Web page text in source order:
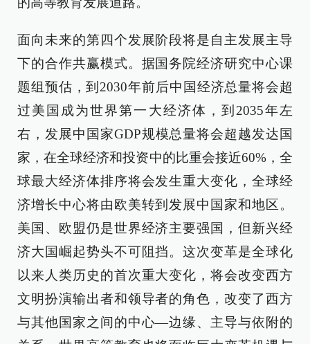
面向未来的第四个发展阶段将是自主发展主导
下的合作共赢模式。据国务院经济研究中心课
题组预估，到2030年前后中国经济总量将会超
过美国成为世界第一大经济体，到2035年左
右，发展中国家GDP规模总量将会超越发达国
家，在全球经济和投资中的比重会接近60%，全
球最大经济体排序将会发生重大变化，全球经
济增长中心将由欧美转到发展中国家和地区。
美国、欧盟仍是世界经济主要强国，但新兴经
济大国崛起势头不可阻挡。这次变革是全球化
以来人类历史的首次重大变化，将会改变西方
文明扮演输出者和领导者的角色，改变了西方
与其他国家之间的中心—边缘、主导与依附的